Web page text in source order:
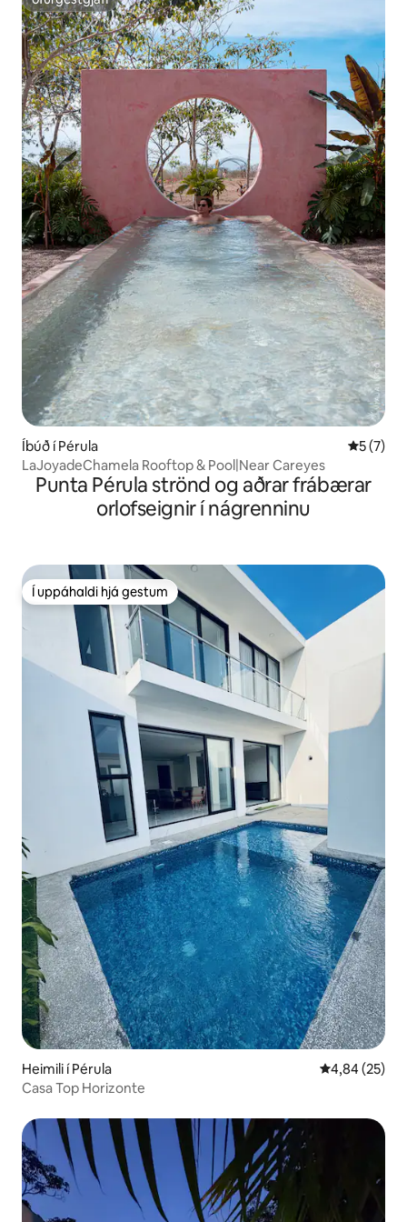
ofurgestgjafi
Íbúð í Pérula 5 af 5 í
5 (7)
LaJoyadeChamela Rooftop & Pool|Near Careyes
Punta Pérula strönd og aðrar frábærar
orlofseignir í nágrenninu
Í uppáhaldi hjá gestum
Í uppáhaldi hjá gestum
Heimili í Pérula 4,84 af 5 í
4,84 (25)
Casa Top Horizonte